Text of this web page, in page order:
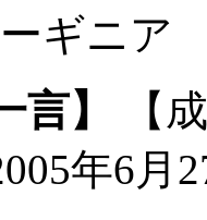
ギニア
言】
【
年6月